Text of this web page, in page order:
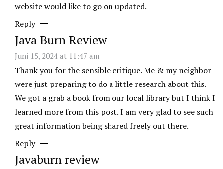
website would like to go on updated.
Reply
Java Burn Review
Juni 15, 2024 at 11:47 am
Thank you for the sensible critique. Me & my neighbor
were just preparing to do a little research about this.
We got a grab a book from our local library but I think I
learned more from this post. I am very glad to see such
great information being shared freely out there.
Reply
Javaburn review